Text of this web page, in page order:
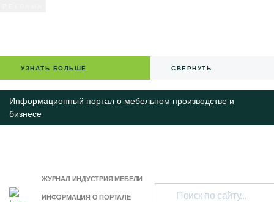
УЗНАТЬ БОЛЬШЕ СВЕРНУТЬ
Информационный портал о мебельном производстве и
бизнесе
ЖУРНАЛ ИНДУСТРИЯ МЕБЕЛИ
ИНФОРМАЦИЯ О ПОРТАЛЕ